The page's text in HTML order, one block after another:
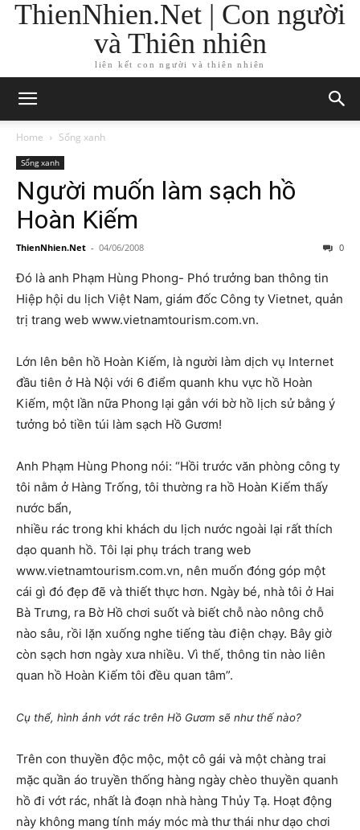
ThienNhien.Net | Con người
và Thiên nhiên
liên kết con người và thiên nhiên
Home Sống xanh
Sống xanh
Người muốn làm sạch hồ
Hoàn Kiếm
ThienNhien.Net - 04/06/2008 0
Đó là anh Phạm Hùng Phong- Phó trưởng ban thông tin
Hiệp hội du lịch Việt Nam, giám đốc Công ty Vietnet, quản
trị trang web www.vietnamtourism.com.vn.
Lớn lên bên hồ Hoàn Kiếm, là người làm dịch vụ Internet
đầu tiên ở Hà Nội với 6 điểm quanh khu vực hồ Hoàn
Kiếm, một lần nữa Phong lại gắn với bờ hồ lịch sử bằng ý
tưởng bỏ tiền túi làm sạch Hồ Gươm!
Anh Phạm Hùng Phong nói: “Hồi trước văn phòng công ty
tôi nằm ở Hàng Trống, tôi thường ra hồ Hoàn Kiếm thấy
nước bẩn,
nhiều rác trong khi khách du lịch nước ngoài lại rất thích
dạo quanh hồ. Tôi lại phụ trách trang web
www.vietnamtourism.com.vn, nên muốn đóng góp một
cái gì đó đẹp đẽ và thiết thực hơn. Ngày bé, nhà tôi ở Hai
Bà Trưng, ra Bờ Hồ chơi suốt và biết chỗ nào nông chỗ
nào sâu, rồi lặn xuống nghe tiếng tàu điện chạy. Bây giờ
còn sạch hơn ngày xưa nhiều. Vì thế, thông tin nào liên
quan hồ Hoàn Kiếm tôi đều quan tâm”.
Cụ thể, hình ảnh vớt rác trên Hồ Gươm sẽ như thế nào?
Trên con thuyền độc mộc, một cô gái và một chàng trai
mặc quần áo truyền thống hàng ngày chèo thuyền quanh
hồ đi vớt rác, nhất là đoạn nhà hàng Thủy Tạ. Hoạt động
này không mang tính máy móc mà thư thái như dạo chơi